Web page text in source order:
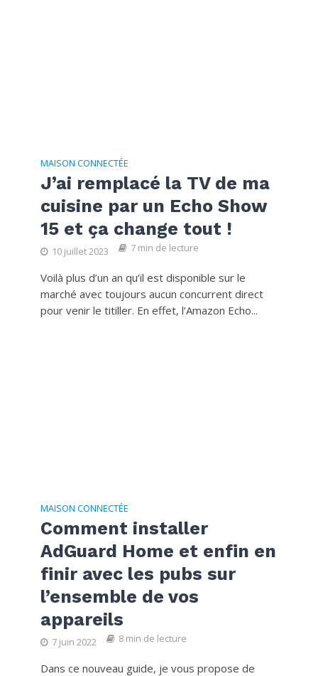
MAISON CONNECTÉE
J’ai remplacé la TV de ma
cuisine par un Echo Show
15 et ça change tout !
10 juillet 2023 7 min de lecture
Voilà plus d’un an qu’il est disponible sur le
marché avec toujours aucun concurrent direct
pour venir le titiller. En effet, l’Amazon Echo...
MAISON CONNECTÉE
Comment installer
AdGuard Home et enfin en
finir avec les pubs sur
l’ensemble de vos
appareils
7 juin 2022 8 min de lecture
Dans ce nouveau guide, je vous propose de